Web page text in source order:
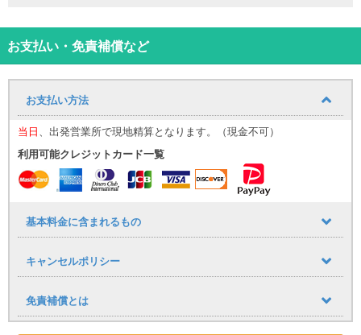
くれる最適な車です。
※色の指定はできかねますのでご了承ください。
⸻
那覇空港までの送迎サービスを追加料金なしでご利用いただけま
す。
■ 運行時間
9:30〜17:30（1時間おきに運行）
到着時間に応じて、最寄りの送迎便にてご案内いたします。
（例：９：００までに那覇空港に到着→９：３０発の送迎便）
下さい。
■ 乗車場所
⸻
当日のご案内は公式LINEを使用いたします。
・LINE ID：@661gpual
お支払い・免責補償など
お支払い方法
当日、出発営業所で現地精算となります。（現金不可）
利用可能クレジットカード一覧
基本料金に含まれるもの
キャンセルポリシー
免責補償とは